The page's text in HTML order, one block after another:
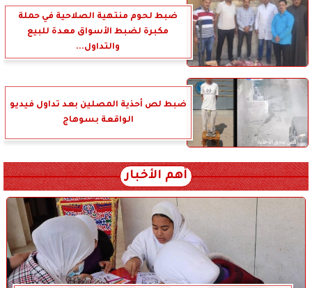
ضبط لحوم منتهية الصلاحية في حملة
مكبرة لضبط الأسواق معدة للبيع
والتداول...
ضبط لص أحذية المصلين بعد تداول فيديو
الواقعة بسوهاج
أهم الأخبار